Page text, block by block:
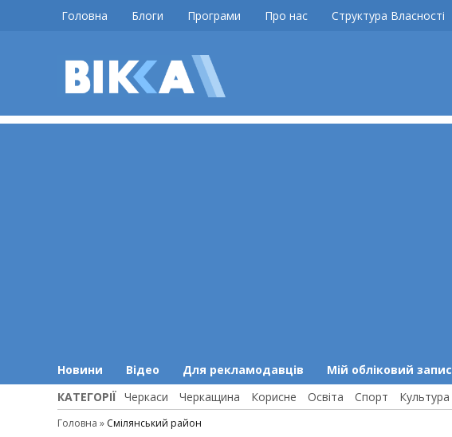
Головна Блоги Програми Про нас Структура Власності
Новини Відео Для рекламодавців Мій обліковий запис
КАТЕГОРІЇ Черкаси Черкащина Корисне Освіта Спорт Культура
Головна » Смілянський район